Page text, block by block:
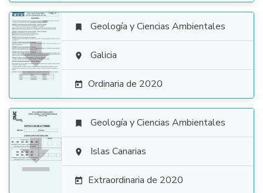

 Geología y Ciencias Ambientales
 Galicia
 Ordinaria de 2020

 Geología y Ciencias Ambientales
 Islas Canarias
 Extraordinaria de 2020